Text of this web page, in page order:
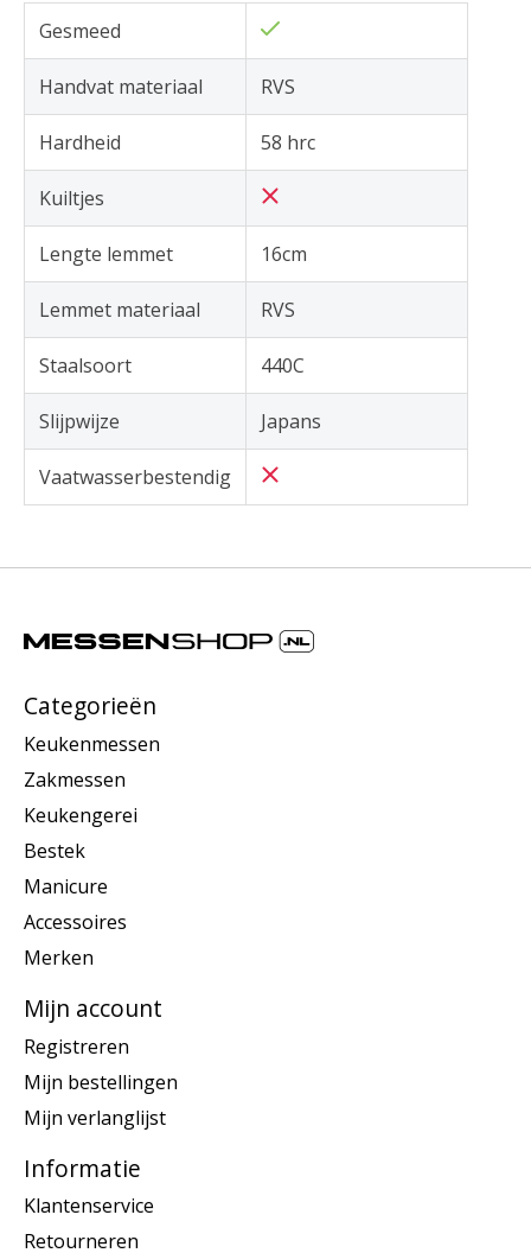
Gesmeed
Handvat materiaal RVS
Hardheid 58 hrc
Kuiltjes
Lengte lemmet 16cm
Lemmet materiaal RVS
Staalsoort 440C
Slijpwijze Japans
Vaatwasserbestendig
Categorieën
Keukenmessen
Zakmessen
Keukengerei
Bestek
Manicure
Accessoires
Merken
Mijn account
Registreren
Mijn bestellingen
Mijn verlanglijst
Informatie
Klantenservice
Retourneren